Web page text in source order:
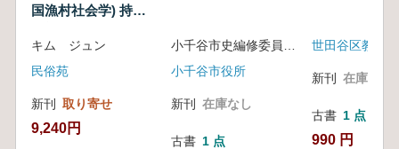
国漁村社会学) 持続
元的価値を論ずる
キム ジュン
民俗苑
新刊 取り寄せ
9,240円
小千谷市役所
新刊 在庫なし
古書 1 点
新刊 在庫なし
古書 1 点
990 円